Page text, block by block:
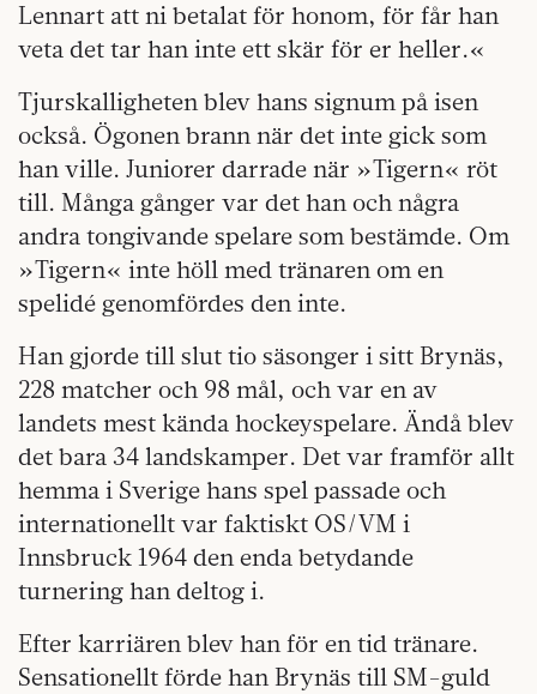
Lennart att ni betalat för honom, för får han
veta det tar han inte ett skär för er heller.«
Tjurskalligheten blev hans signum på isen
också. Ögonen brann när det inte gick som
han ville. Juniorer darrade när »Tigern« röt
till. Många gånger var det han och några
andra tongivande spelare som bestämde. Om
»Tigern« inte höll med tränaren om en
spelidé genomfördes den inte.
Han gjorde till slut tio säsonger i sitt Brynäs,
228 matcher och 98 mål, och var en av
landets mest kända hockeyspelare. Ändå blev
det bara 34 landskamper. Det var framför allt
hemma i Sverige hans spel passade och
internationellt var faktiskt OS/VM i
Innsbruck 1964 den enda betydande
turnering han deltog i.
Efter karriären blev han för en tid tränare.
Sensationellt förde han Brynäs till SM-guld